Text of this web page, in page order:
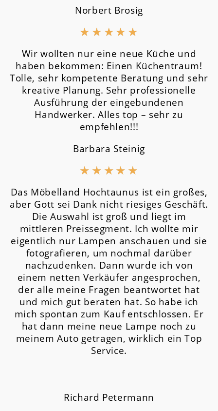
Norbert Brosig
★ ★ ★ ★ ★
Wir wollten nur eine neue Küche und
haben bekommen: Einen Küchentraum!
Tolle, sehr kompetente Beratung und sehr
kreative Planung. Sehr professionelle
Ausführung der eingebundenen
Handwerker. Alles top – sehr zu
empfehlen!!!
Barbara Steinig
★ ★ ★ ★ ★
Das Möbelland Hochtaunus ist ein großes,
aber Gott sei Dank nicht riesiges Geschäft.
Die Auswahl ist groß und liegt im
mittleren Preissegment. Ich wollte mir
eigentlich nur Lampen anschauen und sie
fotografieren, um nochmal darüber
nachzudenken. Dann wurde ich von
einem netten Verkäufer angesprochen,
der alle meine Fragen beantwortet hat
und mich gut beraten hat. So habe ich
mich spontan zum Kauf entschlossen. Er
hat dann meine neue Lampe noch zu
meinem Auto getragen, wirklich ein Top
Service.
Richard Petermann